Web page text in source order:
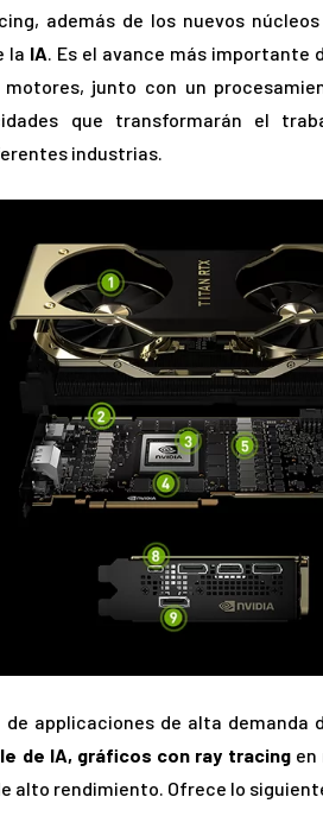
además de los nuevos
la IA. Es el avance más importante
motores, junto con un
que transformarán el
industrias.
de applicaciones de alta demanda
de IA, gráficos con ray tracingen
alto rendimiento. Ofrece lo